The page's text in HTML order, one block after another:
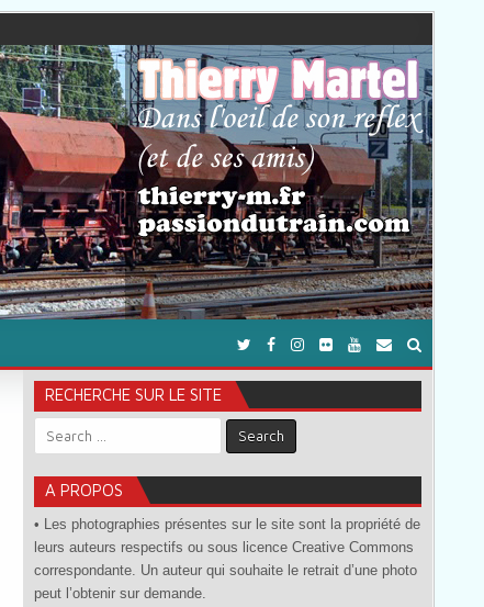
RECHERCHE SUR LE SITE
Search for:
A PROPOS
• Les photographies présentes sur le site sont la propriété de
leurs auteurs respectifs ou sous licence Creative Commons
correspondante. Un auteur qui souhaite le retrait d’une photo
peut l’obtenir sur demande.